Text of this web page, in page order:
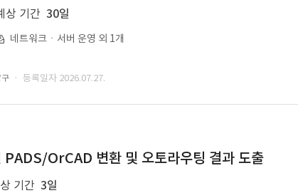
상 기간 30일
네트워크ㆍ서버 운영 외 1개
· 등록일자 2026.07.27.
OrCAD 변환 및 오토라우팅 결과 도출
기간 3일